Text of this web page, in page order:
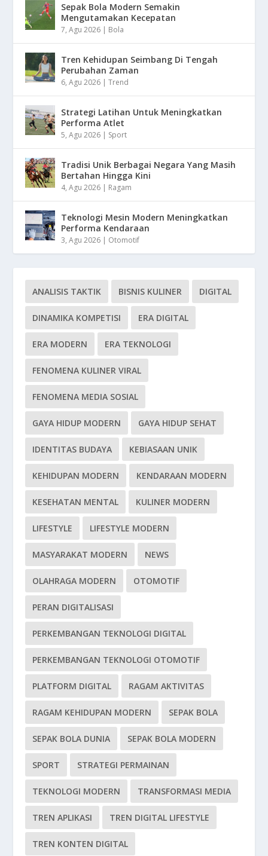
Sepak Bola Modern Semakin
Mengutamakan Kecepatan
7, Agu 2026 | Bola
Tren Kehidupan Seimbang Di Tengah
Perubahan Zaman
6, Agu 2026 |Trend
Strategi Latihan Untuk Meningkatkan
Performa Atlet
5, Agu 2026 | Sport
Tradisi Unik Berbagai Negara Yang Masih
Bertahan Hingga Kini
4, Agu 2026 | Ragam
Teknologi Mesin Modern Meningkatkan
Performa Kendaraan
3, Agu 2026 | Otomotif
ANALISIS TAKTIK BISNIS KULINER DIGITAL
DINAMIKA KOMPETISI ERA DIGITAL
ERA MODERN ERA TEKNOLOGI
FENOMENA KULINER VIRAL
FENOMENA MEDIA SOSIAL
GAYA HIDUP MODERN GAYA HIDUP SEHAT
IDENTITAS BUDAYA KEBIASAAN UNIK
KEHIDUPAN MODERN KENDARAAN MODERN
KESEHATAN MENTAL KULINER MODERN
LIFESTYLE LIFESTYLE MODERN
MASYARAKAT MODERN NEWS
OLAHRAGA MODERN OTOMOTIF
PERAN DIGITALISASI
PERKEMBANGAN TEKNOLOGI DIGITAL
PERKEMBANGAN TEKNOLOGI OTOMOTIF
PLATFORM DIGITAL RAGAM AKTIVITAS
RAGAM KEHIDUPAN MODERN SEPAK BOLA
SEPAK BOLA DUNIA SEPAK BOLA MODERN
SPORT STRATEGI PERMAINAN
TEKNOLOGI MODERN TRANSFORMASI MEDIA
TREN APLIKASI TREN DIGITAL LIFESTYLE
TREN KONTEN DIGITAL